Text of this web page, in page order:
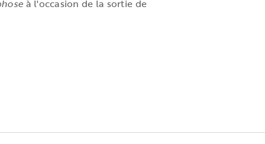
à l'occasion de la sortie de